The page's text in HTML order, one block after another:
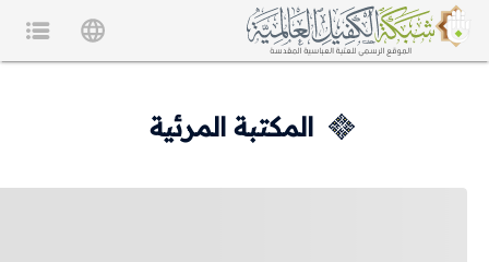
المكتبة المرئية